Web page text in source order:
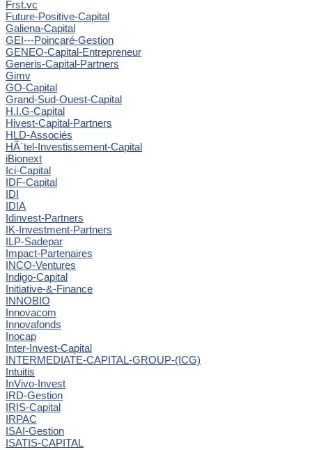
Frst.vc
Future-Positive-Capital
Galiena-Capital
GEI---Poincaré-Gestion
GENEO-Capital-Entrepreneur
Generis-Capital-Partners
Gimv
GO-Capital
Grand-Sud-Ouest-Capital
H.I.G-Capital
Hivest-Capital-Partners
HLD-Associés
HÃ´tel-Investissement-Capital
iBionext
Ici-Capital
IDF-Capital
IDI
IDIA
Idinvest-Partners
IK-Investment-Partners
ILP-Sadepar
Impact-Partenaires
INCO-Ventures
Indigo-Capital
Initiative-&-Finance
INNOBIO
Innovacom
Innovafonds
Inocap
Inter-Invest-Capital
INTERMEDIATE-CAPITAL-GROUP-(ICG)
Intuitis
InVivo-Invest
IRD-Gestion
IRIS-Capital
IRPAC
ISAI-Gestion
ISATIS-CAPITAL